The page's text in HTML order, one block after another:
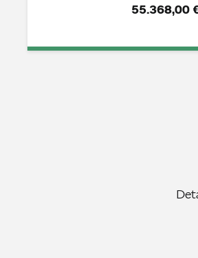
55.368,00